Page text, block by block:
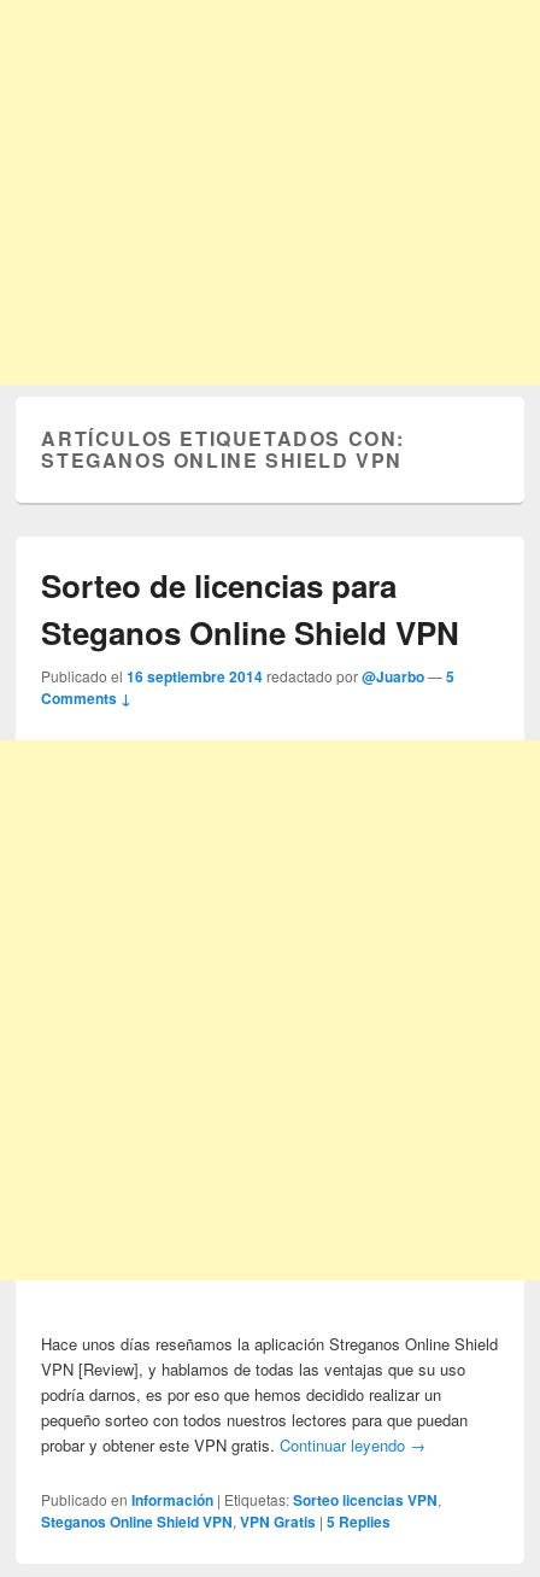
ARTÍCULOS ETIQUETADOS CON:
STEGANOS ONLINE SHIELD VPN
Sorteo de licencias para
Steganos Online Shield VPN
Publicado el16 septiembre 2014 redactado por@Juarbo —5
Comments ↓
Hace unos días reseñamos la aplicación Streganos Online Shield
VPN [Review], y hablamos de todas las ventajas que su uso
podría darnos, es por eso que hemos decidido realizar un
pequeño sorteo con todos nuestros lectores para que puedan
probar y obtener este VPN gratis.Continuar leyendo →
Publicado en Información | Etiquetas: Sorteo licencias VPN,
Steganos Online Shield VPN,VPN Gratis |5 Replies